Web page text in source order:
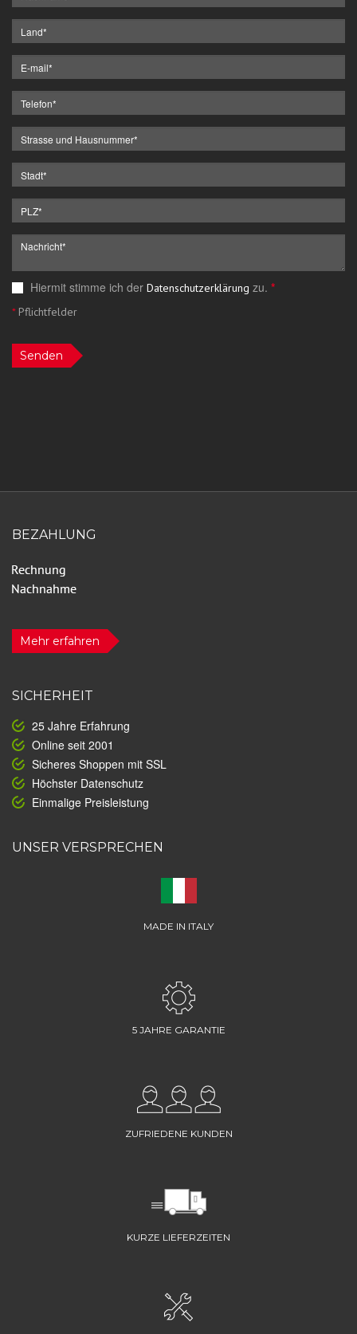
Hiermit stimme ich der Datenschutzerklärung zu. *
*Pflichtfelder
Senden
BEZAHLUNG
Mehr erfahren
SICHERHEIT
25 Jahre Erfahrung
Online seit 2001
Sicheres Shoppen mit SSL
Höchster Datenschutz
Einmalige Preisleistung
UNSER VERSPRECHEN
MADE IN ITALY
5 JAHRE GARANTIE
ZUFRIEDENE KUNDEN
KURZE LIEFERZEITEN